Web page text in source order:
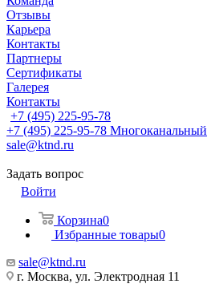
Отзывы
Карьера
Контакты
Партнеры
Сертификаты
Галерея
Контакты
+7 (495) 225-95-78
+7 (495) 225-95-78 Многоканальный
sale@ktnd.ru
Задать вопрос
Войти
Корзина0
Избранные товары0
sale@ktnd.ru
г. Москва, ул. Электродная 11